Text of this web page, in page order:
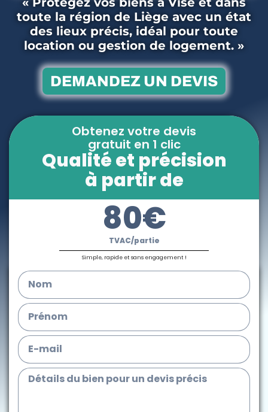
toute la région de Liège avec un état
des lieux précis, idéal pour toute
location ou gestion de logement. »
DEMANDEZ UN DEVIS
Obtenez votre devis
gratuit en 1 clic
Qualité et précision
à partir de
80€
TVAC/partie
Simple, rapide et sans engagement !